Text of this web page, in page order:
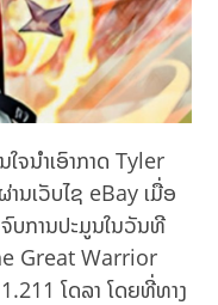
ນຳເອົາກາດ Tyler
ນເວັບໄຊ eBay ເມື່ອ
ບການປະມູນໃນວັນທີ
Great Warrior
ໂດລາ ໂດຍທີ່ທາງ